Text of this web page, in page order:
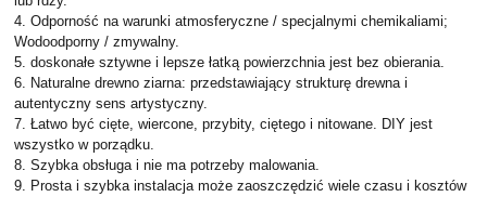
4. Odporność na warunki atmosferyczne / specjalnymi chemikaliami;
Wodoodporny / zmywalny.
5. doskonałe sztywne i lepsze łatką powierzchnia jest bez obierania.
6. Naturalne drewno ziarna: przedstawiający strukturę drewna i
autentyczny sens artystyczny.
7. Łatwo być cięte, wiercone, przybity, ciętego i nitowane. DIY jest
wszystko w porządku.
8. Szybka obsługa i nie ma potrzeby malowania.
9. Prosta i szybka instalacja może zaoszczędzić wiele czasu i kosztów